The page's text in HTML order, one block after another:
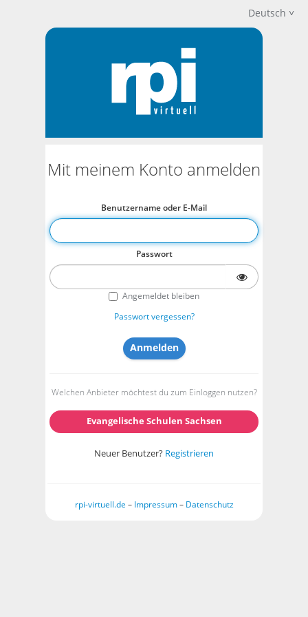
Deutsch
Mit meinem Konto anmelden
Benutzername oder E-Mail
Passwort
Angemeldet bleiben
Passwort vergessen?
Welchen Anbieter möchtest du zum Einloggen nutzen?
Evangelische Schulen Sachsen
Neuer Benutzer? Registrieren
rpi-virtuell.de – Impressum – Datenschutz